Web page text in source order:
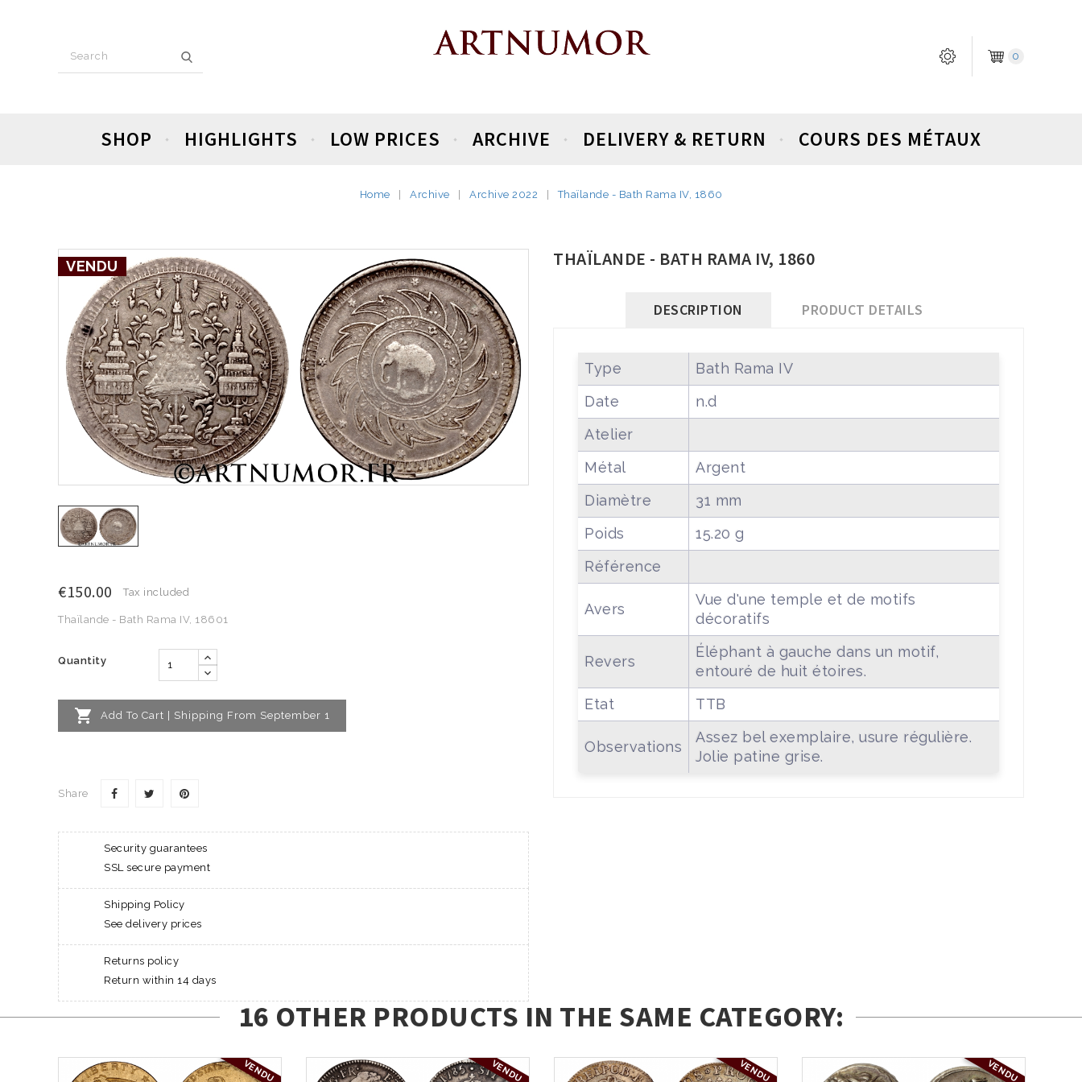
0
SHOP HIGHLIGHTS LOW PRICES ARCHIVE DELIVERY & RETURN COURS DES MÉTAUX
Home Archive Archive 2022 Thaïlande - Bath Rama IV, 1860
VENDU
€150.00 Tax included
Thaïlande - Bath Rama IV, 18601
Quantity
 Add To Cart | Shipping From September 1
Share
Security guarantees
SSL secure payment
Shipping Policy
See delivery prices
Returns policy
Return within 14 days
THAÏLANDE - BATH RAMA IV, 1860
DESCRIPTION PRODUCT DETAILS
Type
Bath Rama IV
Date
n.d
Atelier
Métal
Argent
Diamètre
31 mm
Poids
15.20 g
Référence
Avers
Vue d'une temple et de motifs
décoratifs
Revers
Éléphant à gauche dans un motif,
entouré de huit étoires.
Etat
TTB
Observations
Assez bel exemplaire, usure régulière.
Jolie patine grise.
16 OTHER PRODUCTS IN THE SAME CATEGORY:
VENDU VENDU VENDU VENDU